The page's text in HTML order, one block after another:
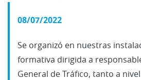
08/07/2022
Se organizó en nuestras
formativa dirigida a
General de Tráfico, tanto a